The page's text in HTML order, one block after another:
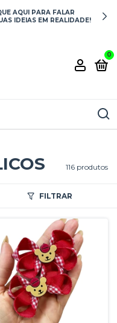
AQUI PARA FALAR
IDEIAS EM REALIDADE!
0
116 produtos
FILTRAR